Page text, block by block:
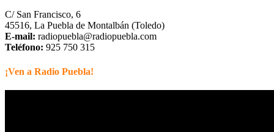
C/ San Francisco, 6
45516, La Puebla de Montalbán (Toledo)
E-mail: radiopuebla@radiopuebla.com
Teléfono: 925 750 315
¡Ven a Radio Puebla!